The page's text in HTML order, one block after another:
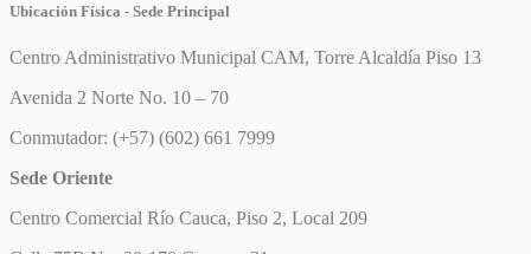
Ubicación Física - Sede Principal
Centro Administrativo Municipal CAM, Torre Alcaldía Piso 13
Avenida 2 Norte No. 10 – 70
Conmutador: (+57) (602) 661 7999
Sede Oriente
Centro Comercial Río Cauca, Piso 2, Local 209